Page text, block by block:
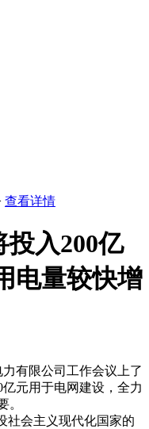
查看详情
入200亿
电量较快增
有限公司工作会议上了
元用于电网建设，全力
。
社会主义现代化国家的